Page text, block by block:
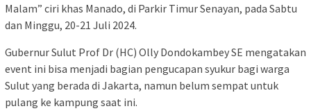
Malam” ciri khas Manado, di Parkir Timur Senayan, pada Sabtu
dan Minggu, 20-21 Juli 2024.
Gubernur Sulut Prof Dr (HC) Olly Dondokambey SE mengatakan
event ini bisa menjadi bagian pengucapan syukur bagi warga
Sulut yang berada di Jakarta, namun belum sempat untuk
pulang ke kampung saat ini.